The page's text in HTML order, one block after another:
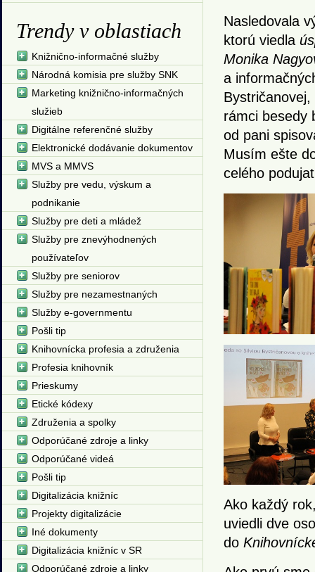
Nasledovala
ktorú viedla
Monika
a
rámci besedy
od pani
Musím ešte
celého
Ako každý
uviedli dve
do
Trendy v oblastiach
Knižnično-informačné služby
Národná komisia pre služby SNK
Marketing knižnično-informačných
služieb
Digitálne referenčné služby
Elektronické dodávanie dokumentov
MVS a MMVS
Služby pre vedu, výskum a
podnikanie
Služby pre deti a mládež
Služby pre znevýhodnených
používateľov
Služby pre seniorov
Služby pre nezamestnaných
Služby e-governmentu
Pošli tip
Knihovnícka profesia a združenia
Profesia knihovník
Prieskumy
Etické kódexy
Združenia a spolky
Odporúčané zdroje a linky
Odporúčané videá
Pošli tip
Digitalizácia knižníc
Projekty digitalizácie
Iné dokumenty
Digitalizácia knižníc v SR
Odporúčané zdroje a linky